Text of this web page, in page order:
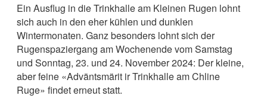
Ein Ausflug in die Trinkhalle am Kleinen Rugen lohnt
sich auch in den eher kühlen und dunklen
Wintermonaten. Ganz besonders lohnt sich der
Rugenspaziergang am Wochenende vom Samstag
und Sonntag, 23. und 24. November 2024: Der kleine,
aber feine «Adväntsmärit ir Trinkhalle am Chline
Ruge» findet erneut statt.